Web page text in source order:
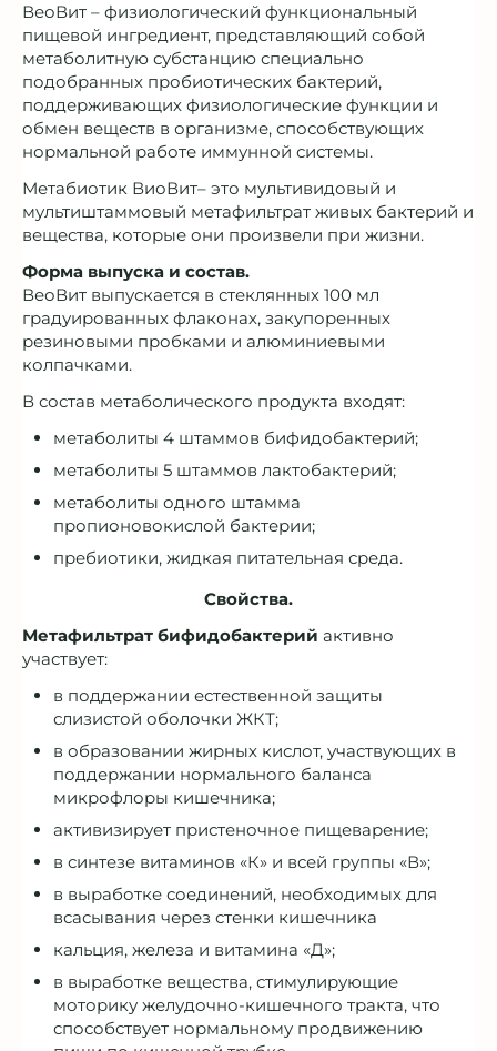
ВеоВит – физиологический функциональный
пищевой ингредиент, представляющий собой
метаболитную субстанцию специально
подобранных пробиотических бактерий,
поддерживающих физиологические функции и
обмен веществ в организме, способствующих
нормальной работе иммунной системы.
Метабиотик ВиоВит– это мультивидовый и
мультиштаммовый метафильтрат живых бактерий и
вещества, которые они произвели при жизни.
Форма выпуска и состав.
ВеоВит выпускается в стеклянных 100 мл
градуированных флаконах, закупоренных
резиновыми пробками и алюминиевыми
колпачками.
В состав метаболического продукта входят:
метаболиты 4 штаммов бифидобактерий;
метаболиты 5 штаммов лактобактерий;
метаболиты одного штамма
пропионовокислой бактерии;
пребиотики, жидкая питательная среда.
Свойства.
Метафильтрат бифидобактерий активно
участвует:
в поддержании естественной защиты
слизистой оболочки ЖКТ;
в образовании жирных кислот, участвующих в
поддержании нормального баланса
микрофлоры кишечника;
активизирует пристеночное пищеварение;
в синтезе витаминов «К» и всей группы «В»;
в выработке соединений, необходимых для
всасывания через стенки кишечника
кальция, железа и витамина «Д»;
в выработке вещества, стимулирующие
моторику желудочно-кишечного тракта, что
способствует нормальному продвижению